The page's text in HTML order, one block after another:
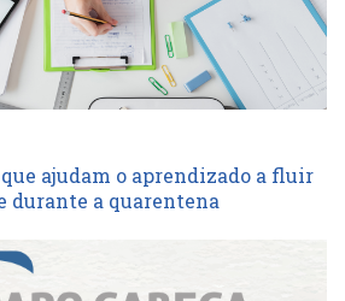
ajudam o aprendizado a fluir
durante a quarentena